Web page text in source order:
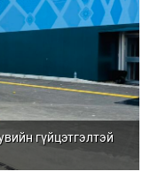
гүйцэтгэлтэй